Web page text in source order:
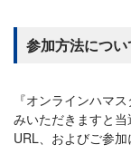
参加方法につい
『オンラインハマ
みいただきますと
URL、およびご参加